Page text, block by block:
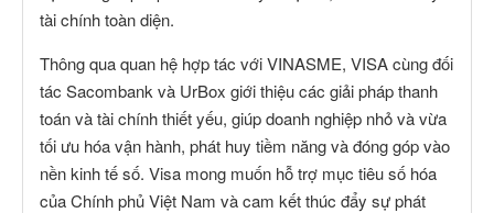
tài chính toàn diện.
Thông qua quan hệ hợp tác với VINASME, VISA cùng đối
tác Sacombank và UrBox giới thiệu các giải pháp thanh
toán và tài chính thiết yếu, giúp doanh nghiệp nhỏ và vừa
tối ưu hóa vận hành, phát huy tiềm năng và đóng góp vào
nền kinh tế số. Visa mong muốn hỗ trợ mục tiêu số hóa
của Chính phủ Việt Nam và cam kết thúc đẩy sự phát